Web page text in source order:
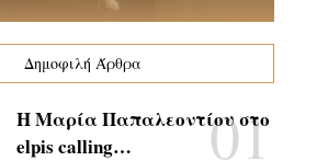
Δημοφιλή Άρθρα
Η Μαρία Παπαλεοντίου στο
elpis calling…